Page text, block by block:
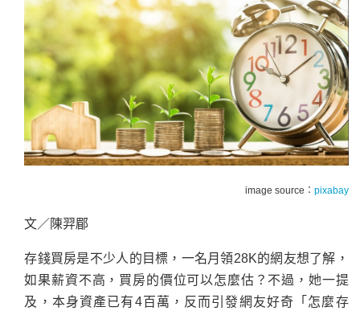
image source： pixabay
文／陳羿郿
存錢買房是不少人的目標，一名月領28K的網友想了解，
如果薪資不高，買房的價位可以怎麼估？不過，她一提
及，本身資產已有4百萬，反而引發網友好奇「怎麼存